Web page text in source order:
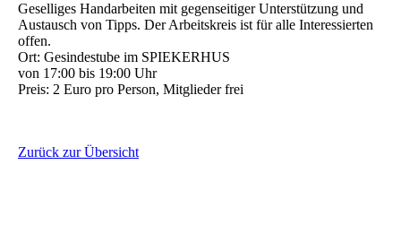
Geselliges Handarbeiten mit gegenseitiger Unterstützung und
Austausch von Tipps. Der Arbeitskreis ist für alle Interessierten
offen.
Ort: Gesindestube im SPIEKERHUS
von 17:00 bis 19:00 Uhr
Preis: 2 Euro pro Person, Mitglieder frei
Zurück zur Übersicht